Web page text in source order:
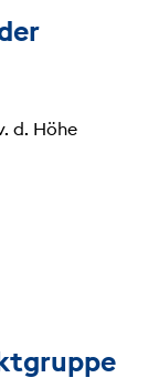
d. Höhe